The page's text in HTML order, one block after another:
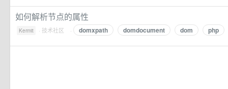
如何解析节点的属性
Kermit · 技术社区 · domxpath domdocument dom php